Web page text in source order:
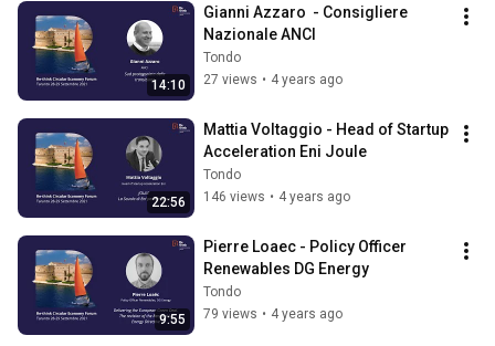
14:10
Gianni Azzaro  - Consigliere
Nazionale ANCI
Tondo
27 views • 4 years ago
22:56
Mattia Voltaggio - Head of Startup
Acceleration Eni Joule
Tondo
146 views • 4 years ago
9:55
Pierre Loaec - Policy Officer
Renewables DG Energy
Tondo
79 views • 4 years ago